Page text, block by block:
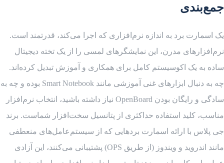
جمع‌بندی
یک اسمارت برد به اندازه نرم‌افزاری که اجرا می‌کند، قدرتمند است.
نرم‌افزارهای مدرن، این نمایشگرهای لمسی را از یک تخته دیجیتال
ساده به یک اکوسیستم کامل برای همکاری و آموزش تبدیل کرده‌اند.
چه به دنبال ابزارهای غنی آموزشی مانند Smart Notebook بوده و چه به
سادگی و رایگان بودن OpenBoard نیاز داشته باشید، انتخاب نرم‌افزار
مناسب، کلید استفاده حداکثری از پتانسیل سخت‌افزار شماست. برند
جی پلاس با ارائه اسمارت بردهایی که از سیستم‌عامل‌های منعطفی
مانند اندروید و ویندوز (از طریق OPS) پشتیبانی می‌کنند، این آزادی